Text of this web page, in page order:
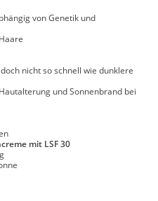
von Genetik und
nicht so schnell wie dunklere
und Sonnenbrand bei
mit LSF 30